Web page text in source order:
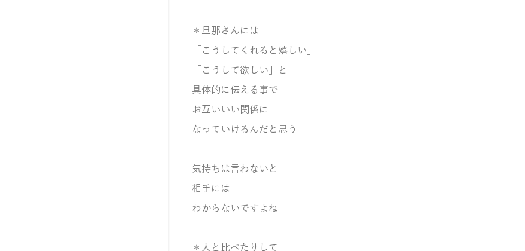
＊旦那さんには
「こうしてくれると嬉しい」
「こうして欲しい」と
具体的に伝える事で
お互いいい関係に
なっていけるんだと思う
気持ちは言わないと
相手には
わからないですよね
＊人と比べたりして